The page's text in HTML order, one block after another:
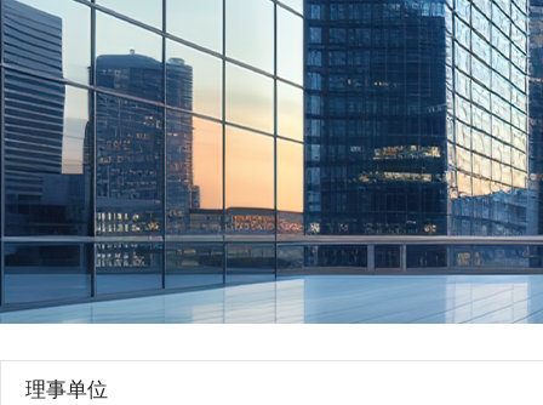
学术委员会
学会领导
组织机构
法律顾问
学会章程
党建动态
学会动态
会员动态
地方动态
数说经济
经济运行与
产业发展
创新高技术
行
贸易与流
理事单位